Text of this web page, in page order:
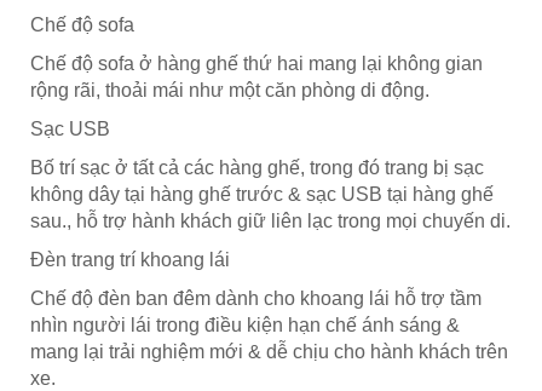
Chế độ sofa
Chế độ sofa ở hàng ghế thứ hai mang lại không gian
rộng rãi, thoải mái như một căn phòng di động.
Sạc USB
Bố trí sạc ở tất cả các hàng ghế, trong đó trang bị sạc
không dây tại hàng ghế trước & sạc USB tại hàng ghế
sau., hỗ trợ hành khách giữ liên lạc trong mọi chuyến di.
Đèn trang trí khoang lái
Chế độ đèn ban đêm dành cho khoang lái hỗ trợ tầm
nhìn người lái trong điều kiện hạn chế ánh sáng &
mang lại trải nghiệm mới & dễ chịu cho hành khách trên
xe.